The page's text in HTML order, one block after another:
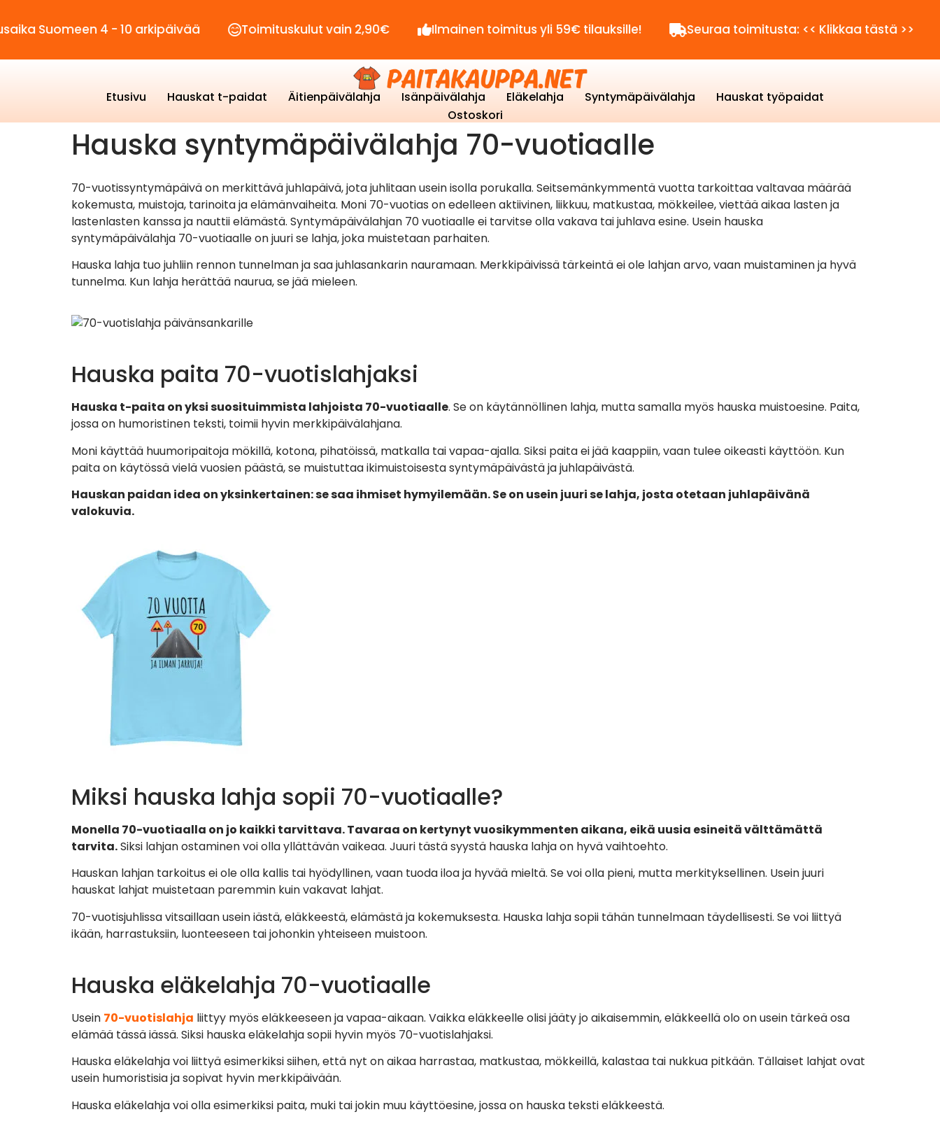
4 - 10 arkipäivää Toimituskulut vain 2,90€ Ilmainen toimitus yli 59€ tilauksille! Seuraa toimitusta: << Klikkaa tästä >>
Etusivu Hauskat t-paidat Äitienpäivälahja Isänpäivälahja Eläkelahja Syntymäpäivälahja
Hauskat työpaidat
Ostoskori
Hauska syntymäpäivälahja 70-vuotiaalle
70-vuotissyntymäpäivä on merkittävä juhlapäivä, jota juhlitaan usein isolla porukalla. Seitsemänkymmentä vuotta tarkoittaa valtavaa määrää
kokemusta, muistoja, tarinoita ja elämänvaiheita. Moni 70-vuotias on edelleen aktiivinen, liikkuu, matkustaa, mökkeilee, viettää aikaa lasten ja
lastenlasten kanssa ja nauttii elämästä. Syntymäpäivälahjan 70 vuotiaalle ei tarvitse olla vakava tai juhlava esine. Usein hauska
syntymäpäivälahja 70-vuotiaalle on juuri se lahja, joka muistetaan parhaiten.
Hauska lahja tuo juhliin rennon tunnelman ja saa juhlasankarin nauramaan. Merkkipäivissä tärkeintä ei ole lahjan arvo, vaan muistaminen ja hyvä
tunnelma. Kun lahja herättää naurua, se jää mieleen.
Hauska paita 70-vuotislahjaksi
Hauska t-paita on yksi suosituimmista lahjoista 70-vuotiaalle. Se on käytännöllinen lahja, mutta samalla myös hauska muistoesine. Paita,
jossa on humoristinen teksti, toimii hyvin merkkipäivälahjana.
Moni käyttää huumoripaitoja mökillä, kotona, pihatöissä, matkalla tai vapaa-ajalla. Siksi paita ei jää kaappiin, vaan tulee oikeasti käyttöön. Kun
paita on käytössä vielä vuosien päästä, se muistuttaa ikimuistoisesta syntymäpäivästä ja juhlapäivästä.
Hauskan paidan idea on yksinkertainen: se saa ihmiset hymyilemään. Se on usein juuri se lahja, josta otetaan juhlapäivänä
valokuvia.
Miksi hauska lahja sopii 70-vuotiaalle?
Monella 70-vuotiaalla on jo kaikki tarvittava. Tavaraa on kertynyt vuosikymmenten aikana, eikä uusia esineitä välttämättä
tarvita.Siksi lahjan ostaminen voi olla yllättävän vaikeaa. Juuri tästä syystä hauska lahja on hyvä vaihtoehto.
Hauskan lahjan tarkoitus ei ole olla kallis tai hyödyllinen, vaan tuoda iloa ja hyvää mieltä. Se voi olla pieni, mutta merkityksellinen. Usein juuri
hauskat lahjat muistetaan paremmin kuin vakavat lahjat.
70-vuotisjuhlissa vitsaillaan usein iästä, eläkkeestä, elämästä ja kokemuksesta. Hauska lahja sopii tähän tunnelmaan täydellisesti. Se voi liittyä
ikään, harrastuksiin, luonteeseen tai johonkin yhteiseen muistoon.
Hauska eläkelahja 70-vuotiaalle
Usein 70-vuotislahja liittyy myös eläkkeeseen ja vapaa-aikaan. Vaikka eläkkeelle olisi jääty jo aikaisemmin, eläkkeellä olo on usein tärkeä osa
elämää tässä iässä. Siksi hauska eläkelahja sopii hyvin myös 70-vuotislahjaksi.
Hauska eläkelahja voi liittyä esimerkiksi siihen, että nyt on aikaa harrastaa, matkustaa, mökkeillä, kalastaa tai nukkua pitkään. Tällaiset lahjat ovat
usein humoristisia ja sopivat hyvin merkkipäivään.
Hauska eläkelahja voi olla esimerkiksi paita, muki tai jokin muu käyttöesine, jossa on hauska teksti eläkkeestä.